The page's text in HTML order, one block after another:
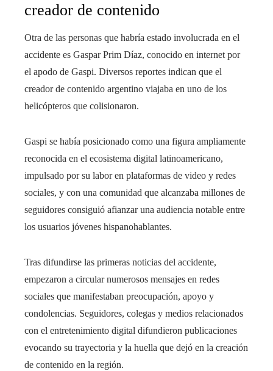
creador de contenido
Otra de las personas que habría estado involucrada en el
accidente es Gaspar Prim Díaz, conocido en internet por
el apodo de Gaspi. Diversos reportes indican que el
creador de contenido argentino viajaba en uno de los
helicópteros que colisionaron.
Gaspi se había posicionado como una figura ampliamente
reconocida en el ecosistema digital latinoamericano,
impulsado por su labor en plataformas de video y redes
sociales, y con una comunidad que alcanzaba millones de
seguidores consiguió afianzar una audiencia notable entre
los usuarios jóvenes hispanohablantes.
Tras difundirse las primeras noticias del accidente,
empezaron a circular numerosos mensajes en redes
sociales que manifestaban preocupación, apoyo y
condolencias. Seguidores, colegas y medios relacionados
con el entretenimiento digital difundieron publicaciones
evocando su trayectoria y la huella que dejó en la creación
de contenido en la región.